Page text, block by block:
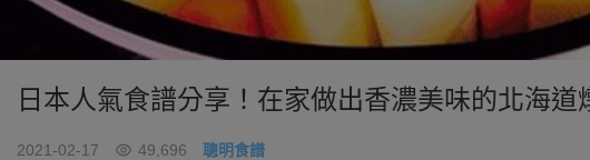
日本人氣食譜分享！在家做出香濃美味的北海道
2021-02-17 49,696 聰明食譜